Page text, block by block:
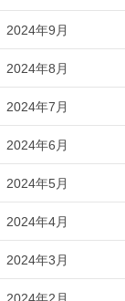
2024年9月
2024年8月
2024年7月
2024年6月
2024年5月
2024年4月
2024年3月
2024年2月